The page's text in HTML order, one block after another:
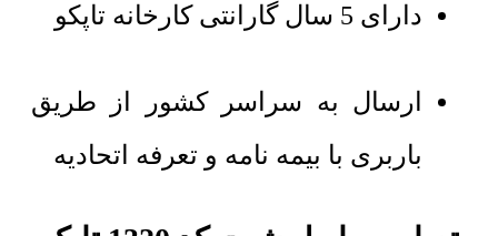
دارای 5 سال گارانتی کارخانه تاپکو
ارسال به سراسر کشور از طریق
باربری با بیمه نامه و تعرفه اتحادیه